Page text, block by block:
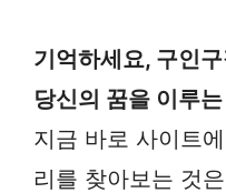
기억하세요, 구인
당신의 꿈을 이루
지금 바로 사이트
리를 찾아보는 것